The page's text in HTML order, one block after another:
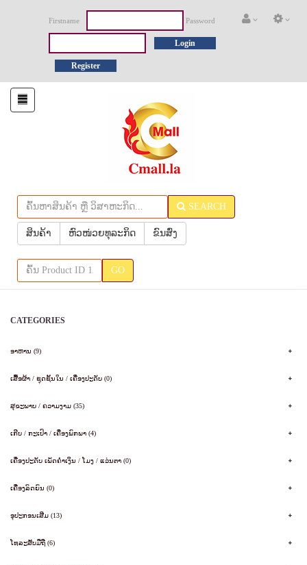
Firstname Password
Login
Register
Toggle
navigation
SEARCH
ສິນຄ້າ ຫົວໜ່ວຍທຸລະກິດ ຂົນສົ່ງ
GO
CATEGORIES
ອາຫານ (9)
ເສື້ອຜ້າ / ຊຸດຊັ້ນໃນ / ເຄື່ອງປະດັບ (0)
ສຸຂະພາບ / ຄວາມງາມ (35)
ເກີບ / ກະເປົາ / ເຄື່ອງພົກພາ (4)
ເຄື່ອງປະດັບ ເພັດຄໍາເງິນ / ໂມງ / ແວ່ນຕາ (0)
ເຄື່ອງລົດຍົນ (0)
ອຸປະກອນເສີມ (13)
ໂທລະສັບມືຖື (6)